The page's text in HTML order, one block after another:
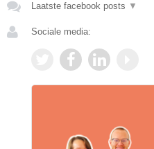
Laatste facebook posts ▼
Sociale media: